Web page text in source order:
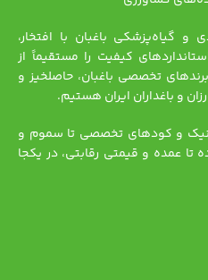
و گیاه‌پزشکی باغبان با افتخار،
کیفیت را مستقیماً از
تخصصی باغبان، حاصلخیز و
و باغداران ایران هستیم.
و کودهای تخصصی تا سموم و
تا عمده و قیمتی رقابتی، در یکجا